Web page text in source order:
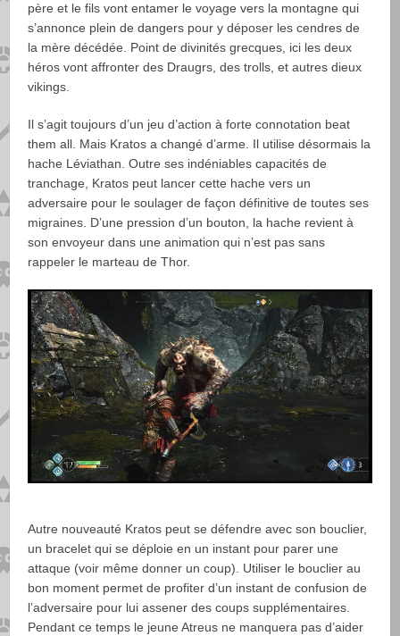
père et le fils vont entamer le voyage vers la montagne qui
s’annonce plein de dangers pour y déposer les cendres de
la mère décédée. Point de divinités grecques, ici les deux
héros vont affronter des Draugrs, des trolls, et autres dieux
vikings.
Il s’agit toujours d’un jeu d’action à forte connotation beat
them all. Mais Kratos a changé d’arme. Il utilise désormais la
hache Léviathan. Outre ses indéniables capacités de
tranchage, Kratos peut lancer cette hache vers un
adversaire pour le soulager de façon définitive de toutes ses
migraines. D’une pression d’un bouton, la hache revient à
son envoyeur dans une animation qui n’est pas sans
rappeler le marteau de Thor.
Autre nouveauté Kratos peut se défendre avec son bouclier,
un bracelet qui se déploie en un instant pour parer une
attaque (voir même donner un coup). Utiliser le bouclier au
bon moment permet de profiter d’un instant de confusion de
l’adversaire pour lui assener des coups supplémentaires.
Pendant ce temps le jeune Atreus ne manquera pas d’aider